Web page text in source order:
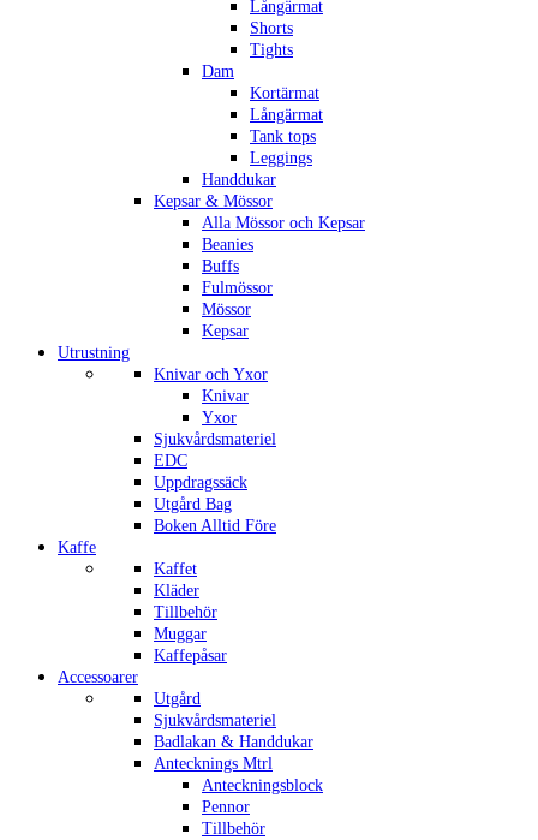
Långärmat
Shorts
Tights
Dam
Kortärmat
Långärmat
Tank tops
Leggings
Handdukar
Kepsar & Mössor
Alla Mössor och Kepsar
Beanies
Buffs
Fulmössor
Mössor
Kepsar
Utrustning
Knivar och Yxor
Knivar
Yxor
Sjukvårdsmateriel
EDC
Uppdragssäck
Utgård Bag
Boken Alltid Före
Kaffe
Kaffet
Kläder
Tillbehör
Muggar
Kaffepåsar
Accessoarer
Utgård
Sjukvårdsmateriel
Badlakan & Handdukar
Antecknings Mtrl
Anteckningsblock
Pennor
Tillbehör